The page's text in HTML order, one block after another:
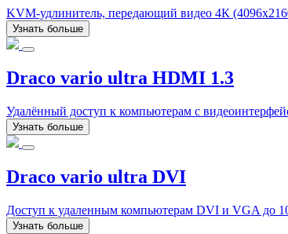
KVM-удлинитель, передающий видео 4К
Узнать больше
Draco vario ultra HDMI 1.3
Удалённый доступ к компьютерам с
Узнать больше
Draco vario ultra DVI
Доступ к удаленным компьютерам DVI и VGA до
Узнать больше